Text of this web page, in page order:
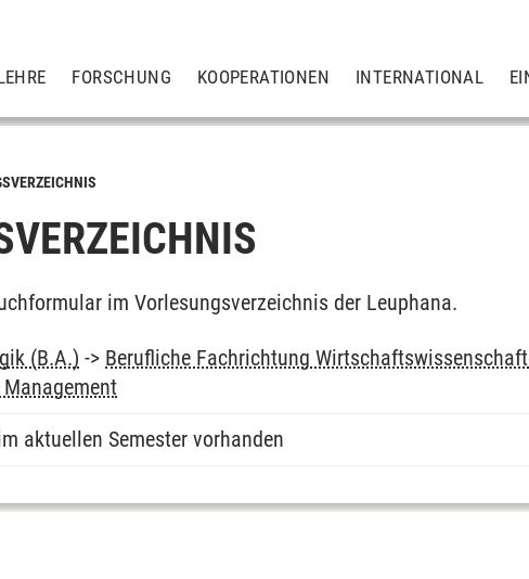
FORSCHUNG KOOPERATIONEN INTERNATIONAL
im Vorlesungsverzeichnis der Leuphana.
(B.A.) -> Berufliche Fachrichtung
aktuellen Semester vorhanden